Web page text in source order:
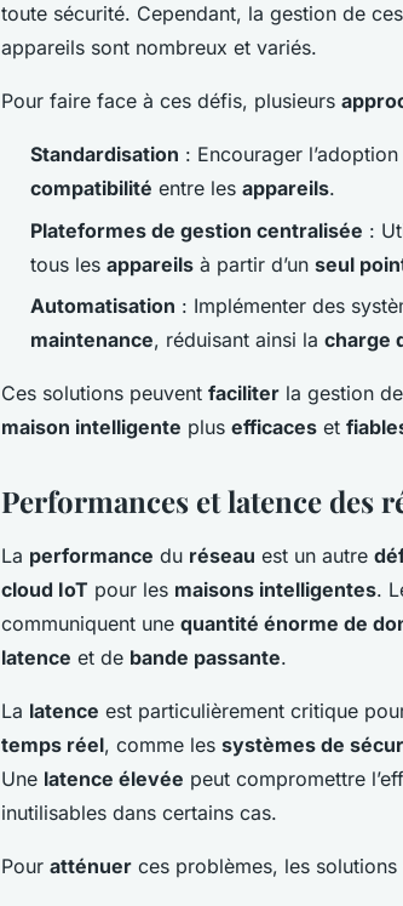
toute sécurité. Cependant, la gestion de
appareils sont nombreux et variés.
Pour faire face à ces défis, plusieurs
Standardisation : Encourager
compatibilité entre les appareils.
Plateformes de gestion centralisée :
tous les appareils à partir d’un seul
Automatisation : Implémenter des
maintenance, réduisant ainsi la charge
Ces solutions peuvent faciliter la gestion
maison intelligente plus efficaces et
Performances et latence des
La performance du réseau est un autre
cloud IoT pour les maisons intelligentes.
communiquent une quantité énorme de
latence et de bande passante.
La latence est particulièrement critique
temps réel, comme les systèmes de
Une latence élevée peut compromettre
inutilisables dans certains cas.
Pour atténuer ces problèmes, les